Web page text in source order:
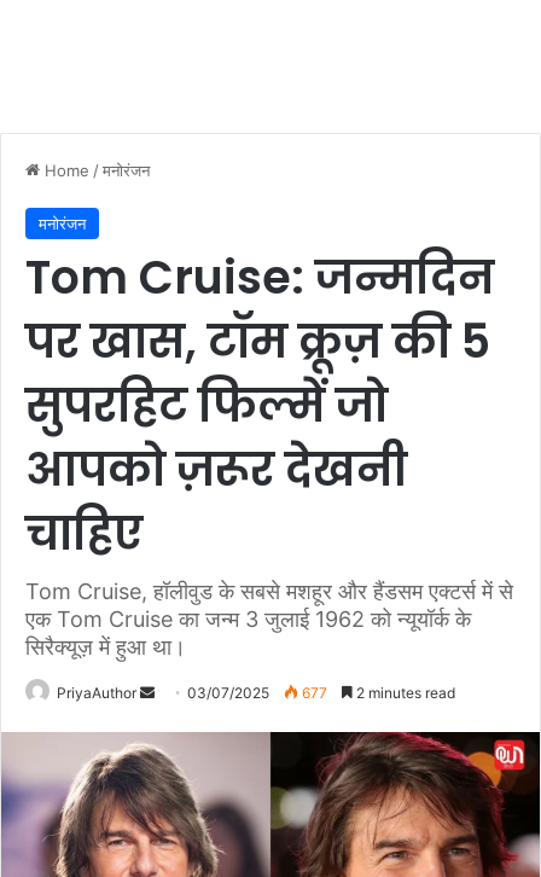
Home /मनोरंजन
मनोरंजन
Tom Cruise: जन्मदिन
पर खास, टॉम क्रूज़ की 5
सुपरहिट फिल्में जो
आपको ज़रूर देखनी
चाहिए
Tom Cruise, हॉलीवुड के सबसे मशहूर और हैंडसम एक्टर्स में से
एक Tom Cruise का जन्म 3 जुलाई 1962 को न्यूयॉर्क के
सिरैक्यूज़ में हुआ था।
PriyaAuthor
n
d
a
n
e
03/07/2025 677 2 minutes read